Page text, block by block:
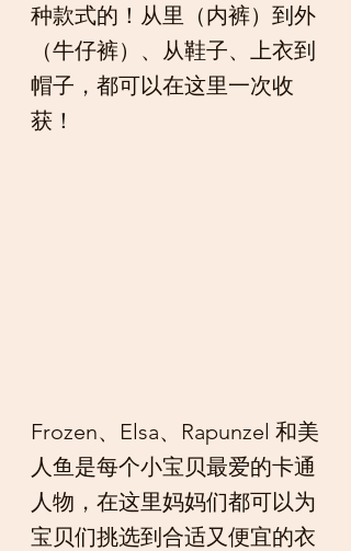
种款式的！从里（内裤）到外
（牛仔裤）、从鞋子、上衣到
帽子，都可以在这里一次收
获！
Frozen、Elsa、Rapunzel 和美
人鱼是每个小宝贝最爱的卡通
人物，在这里妈妈们都可以为
宝贝们挑选到合适又便宜的衣